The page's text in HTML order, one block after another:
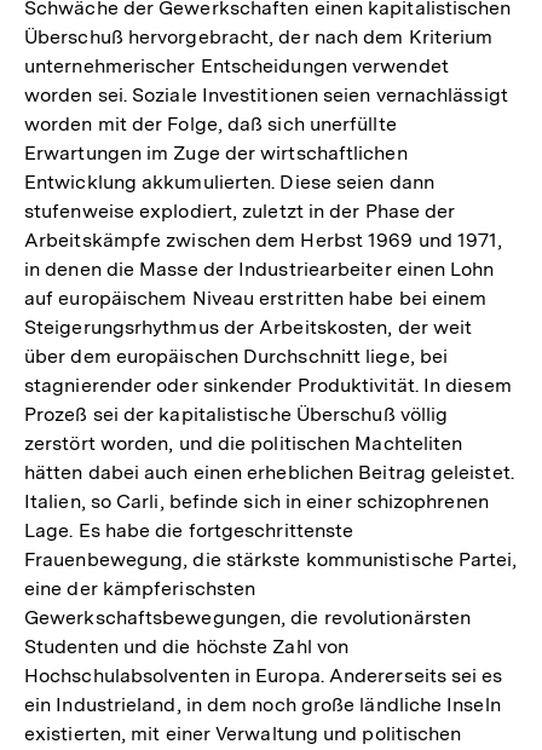
Schwäche der Gewerkschaften einen kapitalistischen
Überschuß hervorgebracht, der nach dem Kriterium
unternehmerischer Entscheidungen verwendet
worden sei. Soziale Investitionen seien vernachlässigt
worden mit der Folge, daß sich unerfüllte
Erwartungen im Zuge der wirtschaftlichen
Entwicklung akkumulierten. Diese seien dann
stufenweise explodiert, zuletzt in der Phase der
Arbeitskämpfe zwischen dem Herbst 1969 und 1971,
in denen die Masse der Industriearbeiter einen Lohn
auf europäischem Niveau erstritten habe bei einem
Steigerungsrhythmus der Arbeitskosten, der weit
über dem europäischen Durchschnitt liege, bei
stagnierender oder sinkender Produktivität. In diesem
Prozeß sei der kapitalistische Überschuß völlig
zerstört worden, und die politischen Machteliten
hätten dabei auch einen erheblichen Beitrag geleistet.
Italien, so Carli, befinde sich in einer schizophrenen
Lage. Es habe die fortgeschrittenste
Frauenbewegung, die stärkste kommunistische Partei,
eine der kämpferischsten
Gewerkschaftsbewegungen, die revolutionärsten
Studenten und die höchste Zahl von
Hochschulabsolventen in Europa. Andererseits sei es
ein Industrieland, in dem noch große ländliche Inseln
existierten, mit einer Verwaltung und politischen